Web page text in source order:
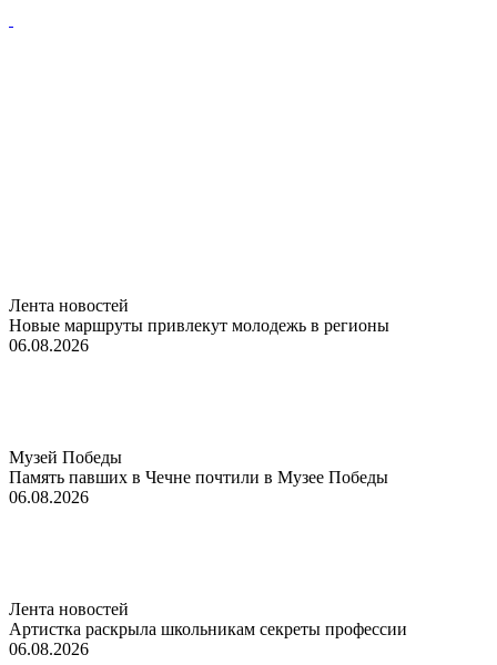
Лента новостей
Новые маршруты привлекут молодежь в регионы
06.08.2026
Музей Победы
Память павших в Чечне почтили в Музее Победы
06.08.2026
Лента новостей
Артистка раскрыла школьникам секреты профессии
06.08.2026